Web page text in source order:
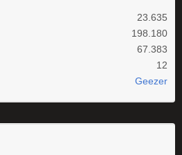
23.635
198.180
67.383
12
Geezer